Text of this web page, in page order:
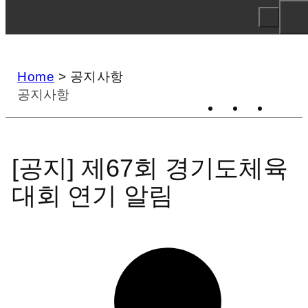
Home > 공지사항
공지사항
[공지] 제67회 경기도체육
대회 연기 알림